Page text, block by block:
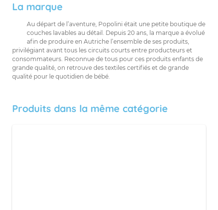
La marque
Au départ de l’aventure, Popolini était une petite boutique de
couches lavables au détail. Depuis 20 ans, la marque a évolué
afin de produire en Autriche l’ensemble de ses produits,
privilégiant avant tous les circuits courts entre producteurs et
consommateurs. Reconnue de tous pour ces produits enfants de
grande qualité, on retrouve des textiles certifiés et de grande
qualité pour le quotidien de bébé.
Produits dans la même catégorie